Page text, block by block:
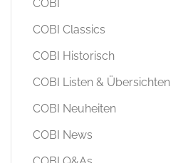
COBI
COBI Classics
COBI Historisch
COBI Listen & Übersichten
COBI Neuheiten
COBI News